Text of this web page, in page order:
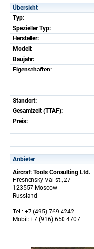
Übersicht
Typ:
Spezieller Typ:
Hersteller:
Modell:
Baujahr:
Eigenschaften:
Standort:
Gesamtzeit (TTAF):
Preis:
Anbieter
Aircraft Tools Consulting Ltd.
Presnensky Val st., 27
123557 Moscow
Russland
Tel.: +7 (495) 769 4242
Mobil: +7 (916) 650 4707